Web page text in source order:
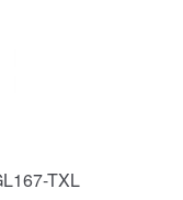
TXL